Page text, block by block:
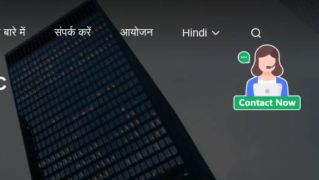
बारे में संपर्क करें आयोजन Hindi